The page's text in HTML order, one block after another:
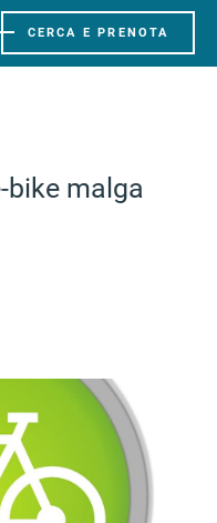
CERCA E PRENOTA
bike malga